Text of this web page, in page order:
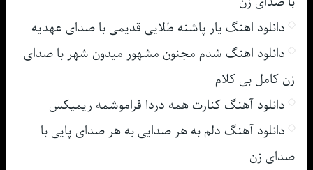
دانلود اهنگ یار پاشنه طلایی قدیمی با صدای عهدیه
دانلود اهنگ شدم مجنون مشهور میدون شهر با صدای
زن کامل بی کلام
دانلود آهنگ کنارت همه دردا فراموشمه ریمیکس
دانلود آهنگ دلم به هر صدایی به هر صدای پایی با
صدای زن